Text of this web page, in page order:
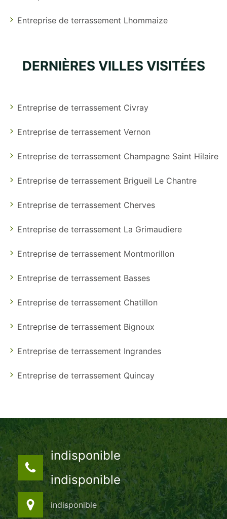
Entreprise de terrassement Lhommaize
DERNIÈRES VILLES VISITÉES
Entreprise de terrassement Civray
Entreprise de terrassement Vernon
Entreprise de terrassement Champagne Saint Hilaire
Entreprise de terrassement Brigueil Le Chantre
Entreprise de terrassement Cherves
Entreprise de terrassement La Grimaudiere
Entreprise de terrassement Montmorillon
Entreprise de terrassement Basses
Entreprise de terrassement Chatillon
Entreprise de terrassement Bignoux
Entreprise de terrassement Ingrandes
Entreprise de terrassement Quincay
indisponible
indisponible
indisponible